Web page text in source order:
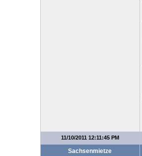
11/10/2011 12:11:45 PM
Sachsenmietze